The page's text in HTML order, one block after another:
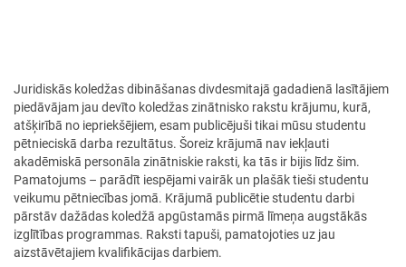
Juridiskās koledžas dibināšanas divdesmitajā gadadienā lasītājiem
piedāvājam jau devīto koledžas zinātnisko rakstu krājumu, kurā,
atšķirībā no iepriekšējiem, esam publicējuši tikai mūsu studentu
pētnieciskā darba rezultātus. Šoreiz krājumā nav iekļauti
akadēmiskā personāla zinātniskie raksti, ka tās ir bijis līdz šim.
Pamatojums – parādīt iespējami vairāk un plašāk tieši studentu
veikumu pētniecības jomā. Krājumā publicētie studentu darbi
pārstāv dažādas koledžā apgūstamās pirmā līmeņa augstākās
izglītības programmas. Raksti tapuši, pamatojoties uz jau
aizstāvētajiem kvalifikācijas darbiem.